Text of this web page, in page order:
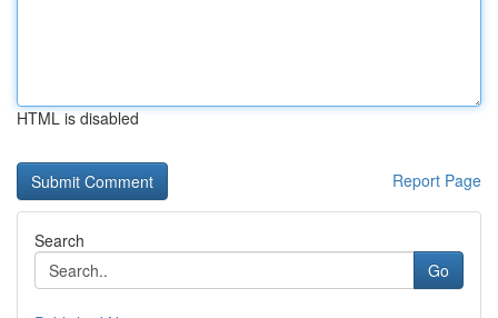
HTML is disabled
Report Page
Search
Go